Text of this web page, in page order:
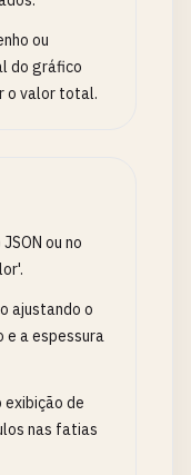
ou
do gráfico
o valor total.
ou no
ajustando o
e a espessura
exibição de
nas fatias